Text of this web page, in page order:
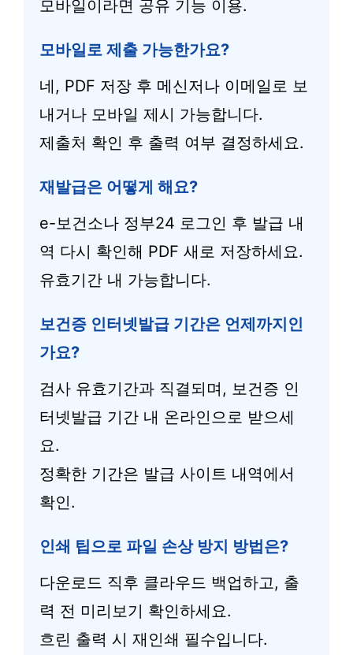
모바일이라면 공유 기능 이용.
모바일로 제출 가능한가요?
네, PDF 저장 후 메신저나 이메일로 보
내거나 모바일 제시 가능합니다.
제출처 확인 후 출력 여부 결정하세요.
재발급은 어떻게 해요?
e-보건소나 정부24 로그인 후 발급 내
역 다시 확인해 PDF 새로 저장하세요.
유효기간 내 가능합니다.
보건증 인터넷발급 기간은 언제까지인
가요?
검사 유효기간과 직결되며, 보건증 인
터넷발급 기간 내 온라인으로 받으세
요.
정확한 기간은 발급 사이트 내역에서
확인.
인쇄 팁으로 파일 손상 방지 방법은?
다운로드 직후 클라우드 백업하고, 출
력 전 미리보기 확인하세요.
흐린 출력 시 재인쇄 필수입니다.